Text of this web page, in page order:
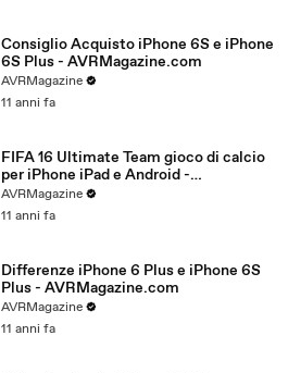
Consiglio Acquisto iPhone 6S e iPhone
6S Plus - AVRMagazine.com
AVRMagazine
11 anni fa
FIFA 16 Ultimate Team gioco di calcio
per iPhone iPad e Android -
AVRMagazine.com
AVRMagazine
11 anni fa
Differenze iPhone 6 Plus e iPhone 6S
Plus - AVRMagazine.com
AVRMagazine
11 anni fa